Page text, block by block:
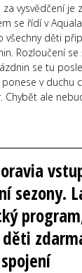
vysvědčení je
se řídí v
všechny děti
Rozloučení se
se tu
v duchu
Chybět ale
sezony.